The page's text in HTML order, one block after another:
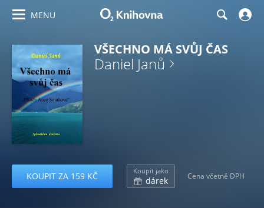
MENU
VŠECHNO MÁ SVŮJ ČAS
Daniel Janů
KOUPIT ZA 159 KČ Koupit jako
dárek Cena včetně DPH